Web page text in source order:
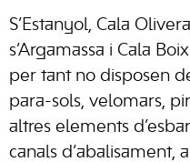
S’Estanyol, Cala
s’Argamassa i Cala
per tant no disposen
para-sols, velomars,
altres elements
canals d’abalisament,